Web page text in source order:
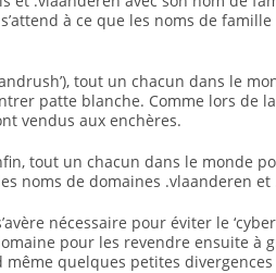
à ce que les noms de
tout un chacun dans le
patte blanche. Comme lors de
vendus aux enchères.
tout un chacun dans le monde
noms de domaines .vlaanderen et
nécessaire pour éviter le
pour les revendre ensuite à
quelques petites